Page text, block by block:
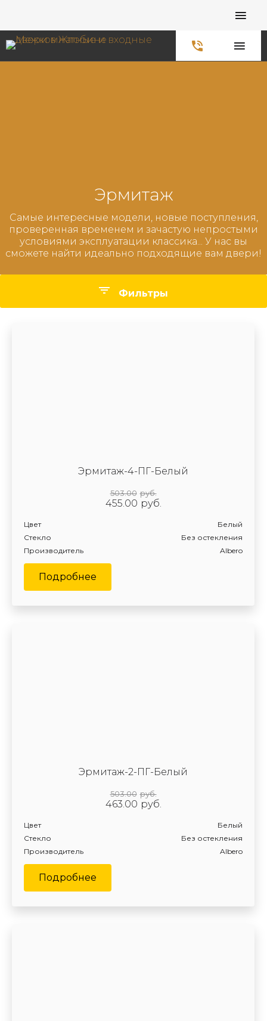
Главная Каталог Межкомнатные
Эрмитаж
Самые интересные модели, новые поступления,
проверенная временем и зачастую непростыми
условиями эксплуатации классика... У нас вы
сможете найти идеально подходящие вам двери!
Фильтры
Эрмитаж-4-ПГ-Белый
руб.
503.00
руб.
455.00
Цвет Белый
Производитель Albero
Стекло Без остекления
Подробнее
Эрмитаж-2-ПГ-Белый
руб.
503.00
руб.
463.00
Цвет Белый
Производитель Albero
Стекло Без остекления
Подробнее